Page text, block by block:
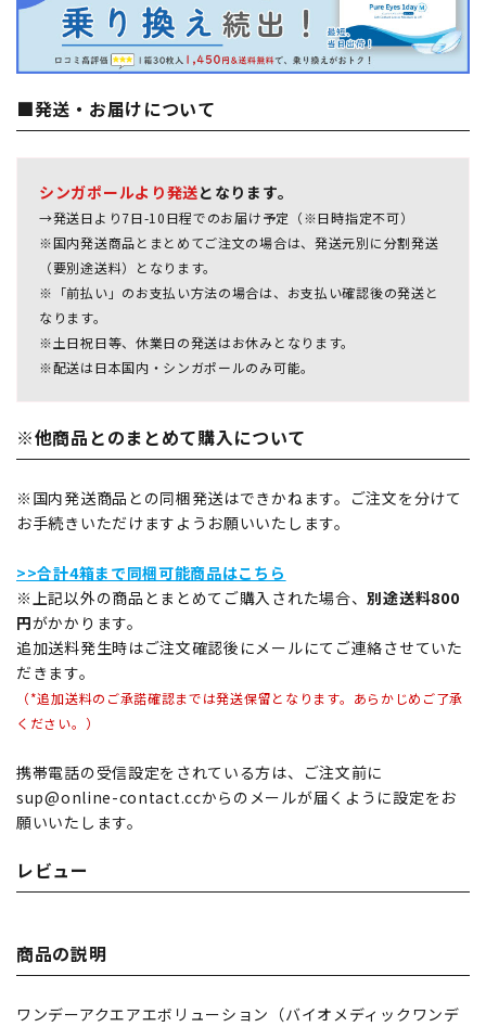
■発送・お届けについて
シンガポールより発送となります。
→発送日より7日-10日程でのお届け予定（※日時指定不可）
※国内発送商品とまとめてご注文の場合は、発送元別に分割発送
（要別途送料）となります。
※「前払い」のお支払い方法の場合は、お支払い確認後の発送と
なります。
※土日祝日等、休業日の発送はお休みとなります。
※配送は日本国内・シンガポールのみ可能。
※他商品とのまとめて購入について
※国内発送商品との同梱発送はできかねます。ご注文を分けて
お手続きいただけますようお願いいたします。
>>合計4箱まで同梱可能商品はこちら
※上記以外の商品とまとめてご購入された場合、別途送料800
円がかかります。
追加送料発生時はご注文確認後にメールにてご連絡させていた
だきます。
（*追加送料のご承諾確認までは発送保留となります。あらかじめご了承
ください。）
携帯電話の受信設定をされている方は、ご注文前に
sup@online-contact.ccからのメールが届くように設定をお
願いいたします。
レビュー
商品の説明
ワンデーアクエアエボリューション（バイオメディックワンデ